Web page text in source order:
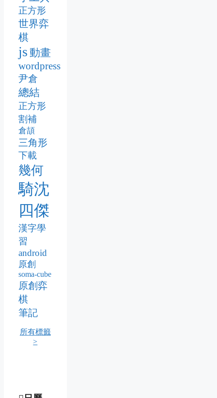
正方形
世界弈
棋
js 動畫
wordpress
尹倉
總結
正方形
割補
倉頡
三角形
下載
幾何
騎沈
四傑
漢字學
習
android
原創
soma-cube
原創弈
棋
筆記
所有標籤
>